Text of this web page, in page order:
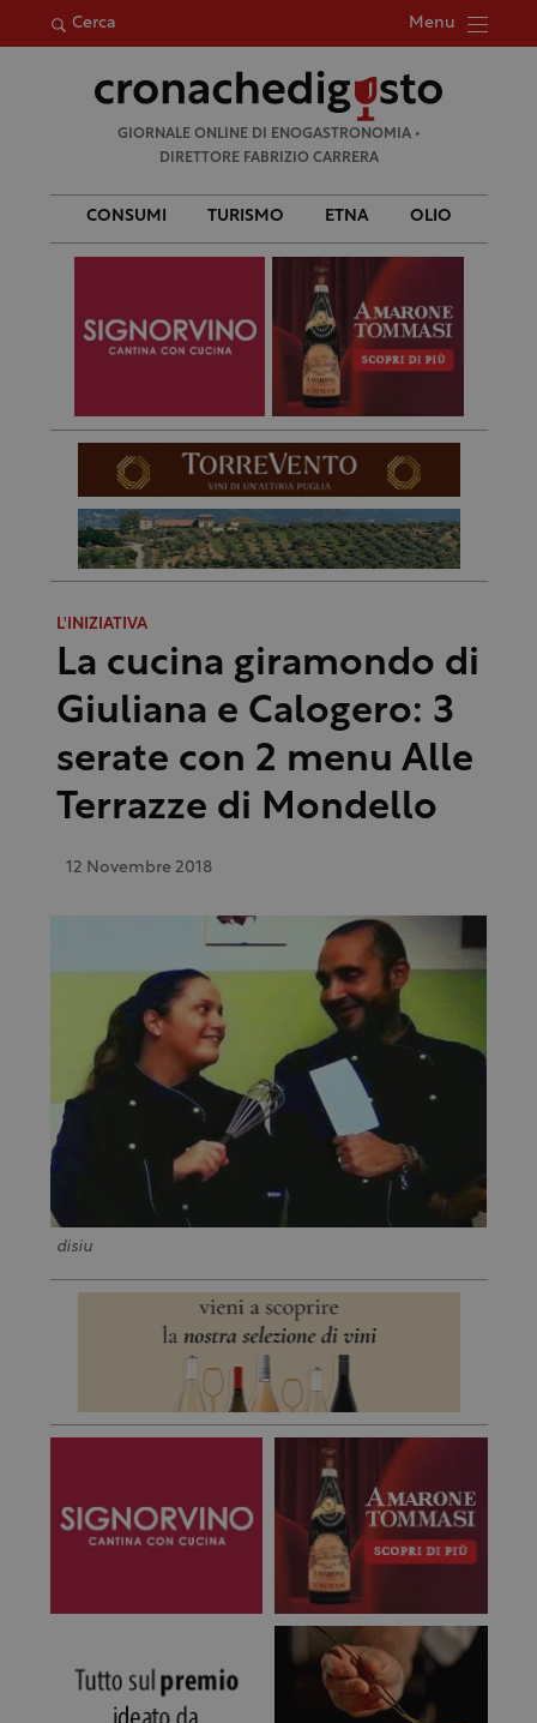
Cerca Menu
per:
GIORNALE ONLINE DI ENOGASTRONOMIA •
DIRETTORE FABRIZIO CARRERA
CONSUMI TURISMO ETNA OLIO
L'INIZIATIVA
La cucina giramondo di
Giuliana e Calogero: 3
serate con 2 menu Alle
Terrazze di Mondello
12 Novembre 2018
disiu